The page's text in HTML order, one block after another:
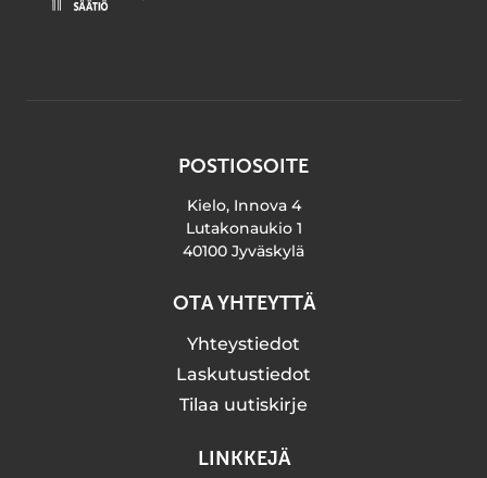
POSTIOSOITE
Kielo, Innova 4
Lutakonaukio 1
40100 Jyväskylä
OTA YHTEYTTÄ
Yhteystiedot
Laskutustiedot
Tilaa uutiskirje
LINKKEJÄ